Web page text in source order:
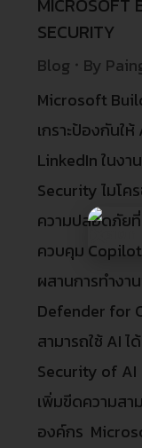
SECURITY
Blog By
Microsoft
เกราะป้องกันใ
LinkedIn ในง
Security ไมโค
ความปลอดภัย
ควบคุม
ผสานการทำงา
Defender for
สามารถใช้ AI
Security of AI
เพิ่มขีดความส
องค์กร